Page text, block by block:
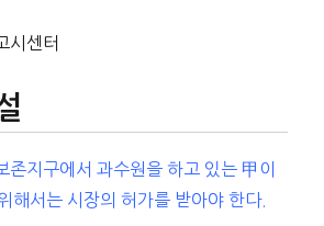
시센터
지구에서 과수원을 하고 있는 甲이
해서는 시장의 허가를 받아야 한다.